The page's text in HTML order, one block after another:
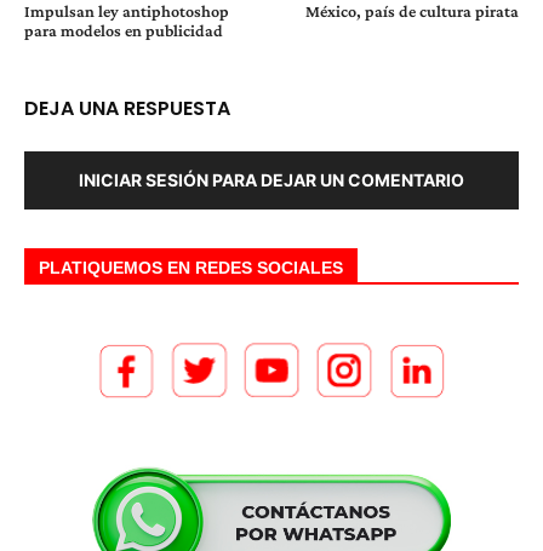
Impulsan ley antiphotoshop
para modelos en publicidad
México, país de cultura pirata
DEJA UNA RESPUESTA
INICIAR SESIÓN PARA DEJAR UN COMENTARIO
PLATIQUEMOS EN REDES SOCIALES